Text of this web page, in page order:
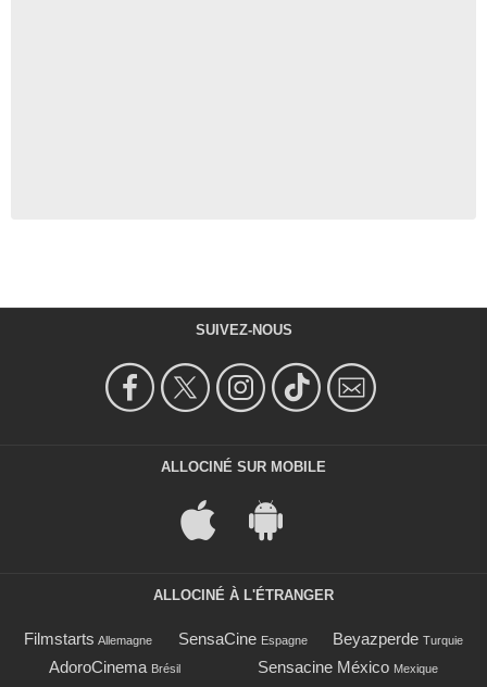
SUIVEZ-NOUS
ALLOCINÉ SUR MOBILE
ALLOCINÉ À L'ÉTRANGER
Filmstarts Allemagne SensaCine Espagne Beyazperde Turquie
AdoroCinema Brésil Sensacine México Mexique